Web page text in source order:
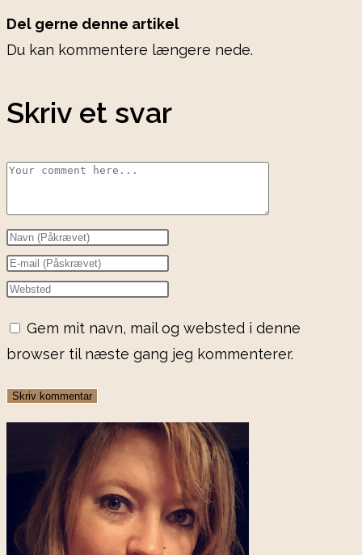
Del gerne denne artikel
Du kan kommentere længere nede.
Skriv et svar
Comment
Enter
your
name
username
to
comment
Enter
your
address
to
comment
Enter
website
URL
(optional)
Gem mit navn, mail og websted i denne
browser til næste gang jeg kommenterer.